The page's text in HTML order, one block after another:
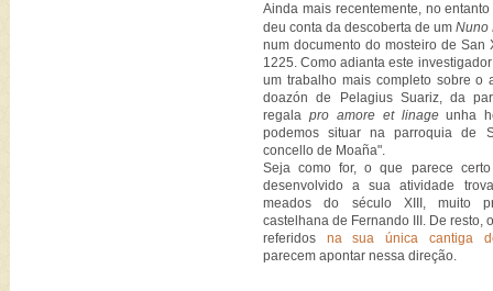
Ainda mais recentemente, no
deu conta da descoberta de um Nuno
num documento do mosteiro de San
1225. Como adianta este
um trabalho mais completo sobre o
doazón de Pelagius Suariz, da
regala pro amore et linageunha
podemos situar na parroquia de
concello de Moaña".
Seja como for, o que parece
desenvolvido a sua atividade
meados do século XIII, muito
castelhana de Fernando III. De resto,
referidos na sua única cantiga
parecem apontar nessa direção.